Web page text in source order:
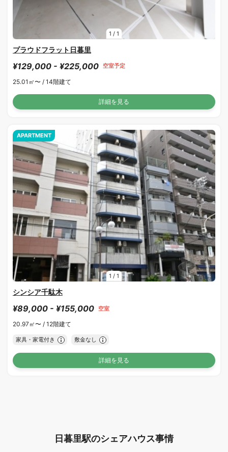
1 / 1
プラウドフラット日暮里
¥129,000 - ¥225,000 空室予定
25.01㎡〜 / 14階建て
詳細を見る
1 / 1
APARTMENT
シンシア千駄木
¥89,000 - ¥155,000 空室
20.97㎡〜 / 12階建て
家具・家電付き 敷金なし
詳細を見る
日暮里駅のシェアハウス事情